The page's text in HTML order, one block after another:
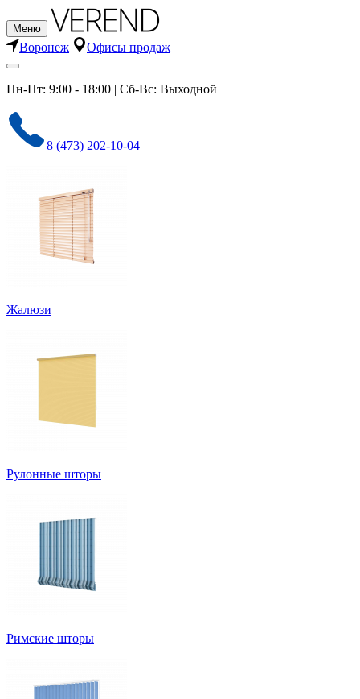
Меню
Воронеж Офисы продаж
Пн-Пт: 9:00 - 18:00 | Сб-Вс: Выходной
8 (473) 202-10-04
Жалюзи
Рулонные шторы
Римские шторы